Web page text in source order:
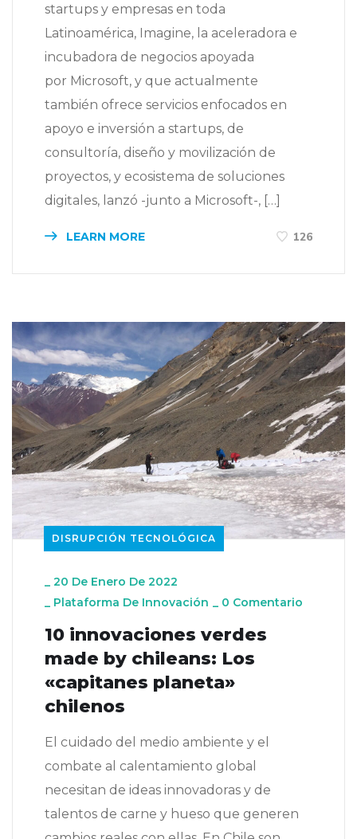
startups y empresas en toda
Latinoamérica, Imagine, la aceleradora e
incubadora de negocios apoyada
por Microsoft, y que actualmente
también ofrece servicios enfocados en
apoyo e inversión a startups, de
consultoría, diseño y movilización de
proyectos, y ecosistema de soluciones
digitales, lanzó -junto a Microsoft-, […]
LEARN MORE 126
DISRUPCIÓN TECNOLÓGICA
_ 20 De Enero De 2022
_ Plataforma De Innovación _ 0 Comentario
10 innovaciones verdes
made by chileans: Los
«capitanes planeta»
chilenos
El cuidado del medio ambiente y el
combate al calentamiento global
necesitan de ideas innovadoras y de
talentos de carne y hueso que generen